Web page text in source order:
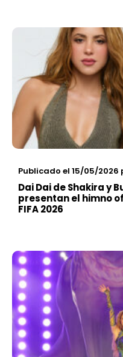
Publicado el 15/05/2026
Dai Dai de Shakira y
presentan el himno
FIFA 2026